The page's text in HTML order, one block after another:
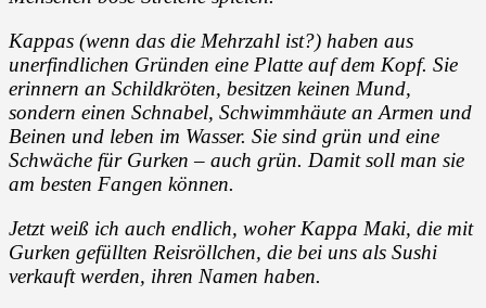
Kappas (wenn das die Mehrzahl ist?) haben aus
unerfindlichen Gründen eine Platte auf dem Kopf. Sie
erinnern an Schildkröten, besitzen keinen Mund,
sondern einen Schnabel, Schwimmhäute an Armen und
Beinen und leben im Wasser. Sie sind grün und eine
Schwäche für Gurken – auch grün. Damit soll man sie
am besten Fangen können.
Jetzt weiß ich auch endlich, woher Kappa Maki, die mit
Gurken gefüllten Reisröllchen, die bei uns als Sushi
verkauft werden, ihren Namen haben.